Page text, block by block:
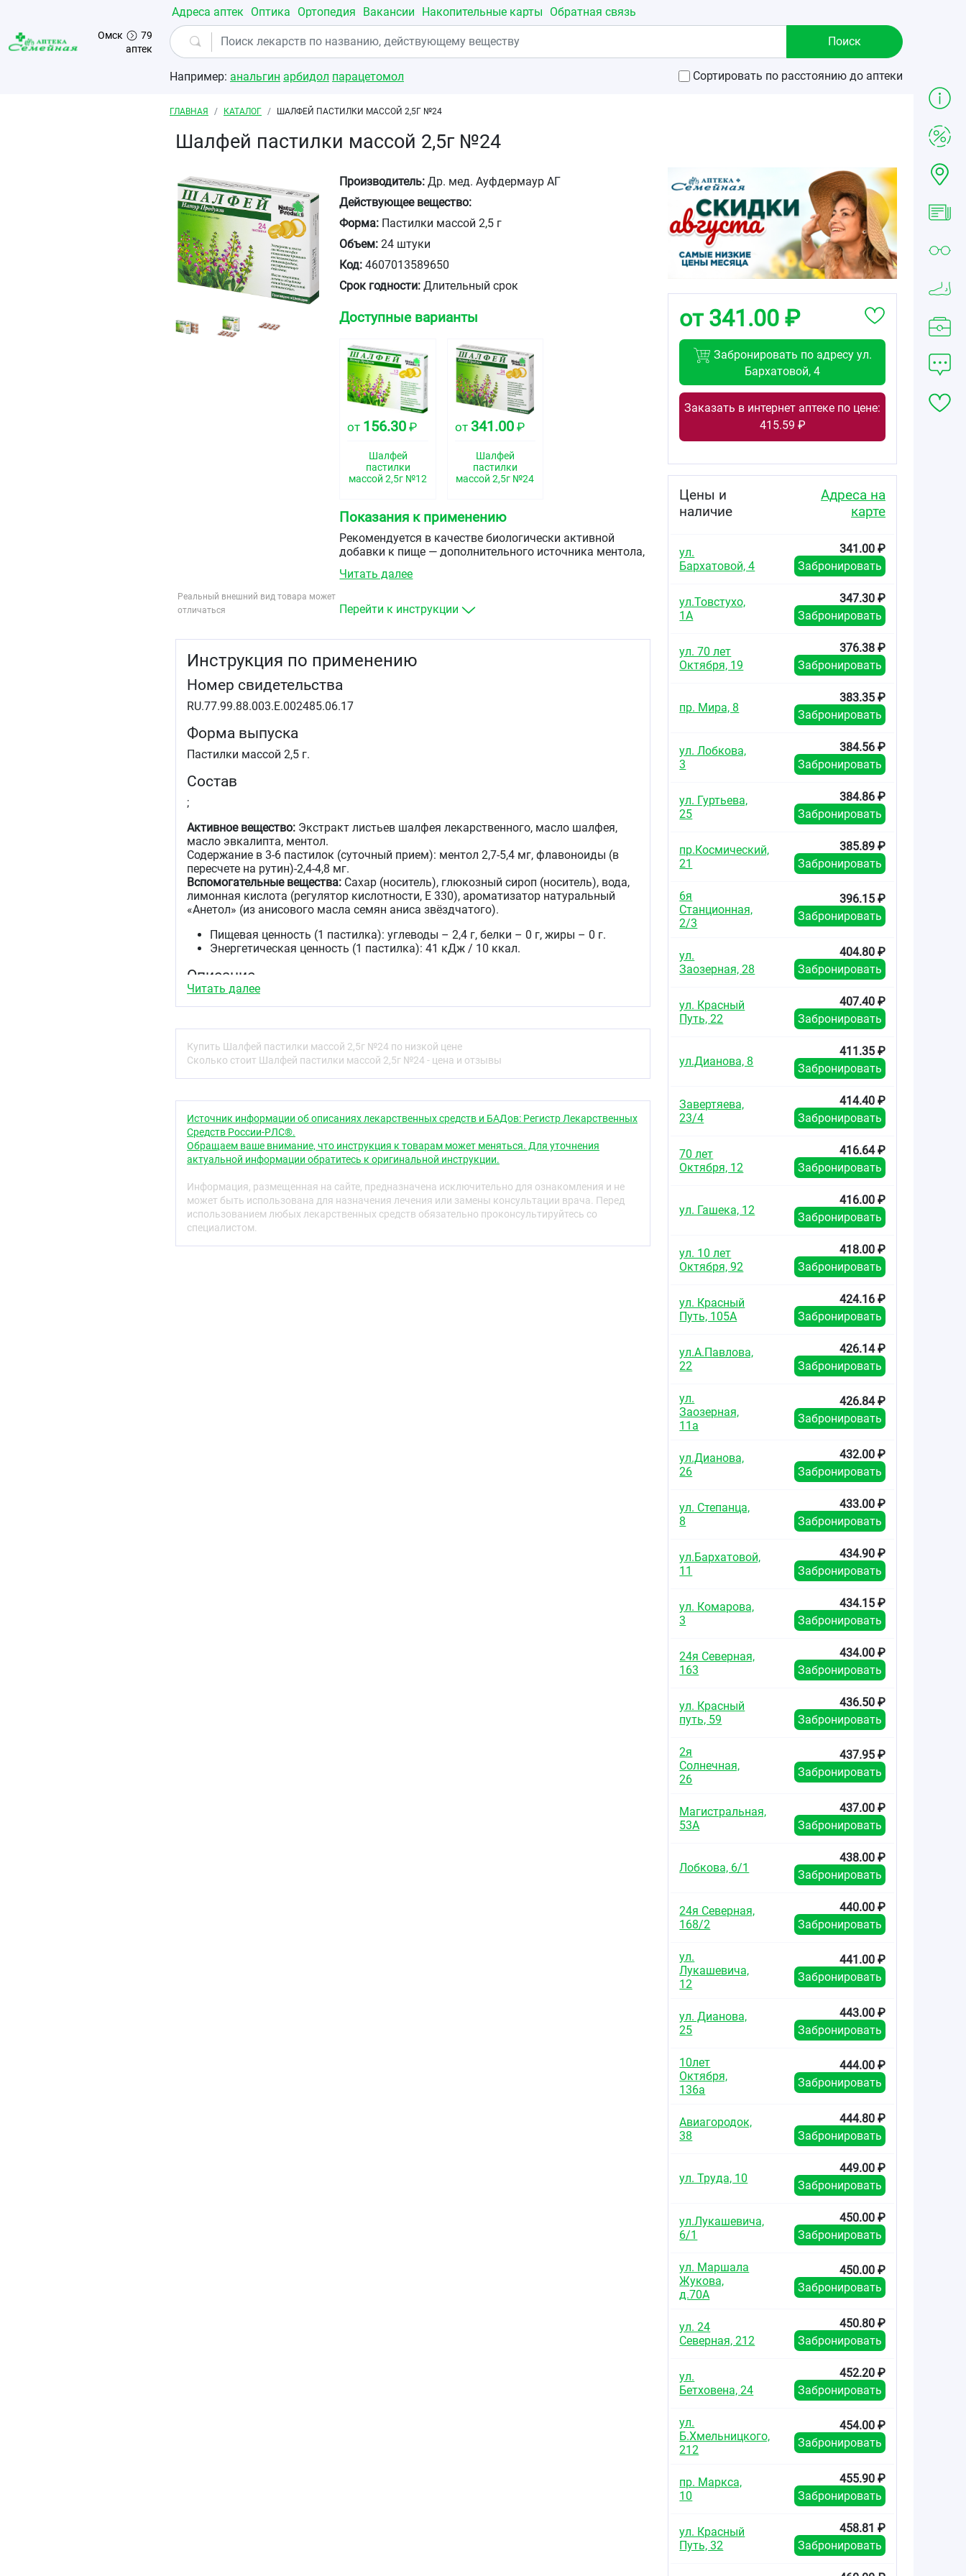
Перейти к основному содержанию
Омск
79
аптек
Адреса аптек Оптика Ортопедия Вакансии Накопительные карты Обратная связь
Например: анальгин арбидол парацетомол Сортировать по расстоянию до аптеки
Строка навигации
ГЛАВНАЯ КАТАЛОГ ШАЛФЕЙ ПАСТИЛКИ МАССОЙ 2,5Г №24
Шалфей пастилки массой 2,5г №24
Реальный внешний вид товара может
отличаться
Производитель: Др. мед. Ауфдермаур АГ
Действующее вещество:
Форма: Пастилки массой 2,5 г
Объем: 24 штуки
Код: 4607013589650
Срок годности: Длительный срок
Доступные варианты
от 156.30 ₽
Шалфей
пастилки
массой 2,5г №12
от 341.00₽
Шалфей
пастилки
массой 2,5г №24
Показания к применению
Рекомендуется в качестве биологически активной
добавки к пище — дополнительного источника ментола,
Читать далее
Перейти к инструкции
Инструкция по применению
Номер свидетельства
RU.77.99.88.003.Е.002485.06.17
Форма выпуска
Пастилки массой 2,5 г.
Состав
;
Активное вещество: Экстракт листьев шалфея лекарственного, масло шалфея,
масло эвкалипта, ментол.
Содержание в 3-6 пастилок (суточный прием): ментол 2,7-5,4 мг, флавоноиды (в
пересчете на рутин)-2,4-4,8 мг.
Вспомогательные вещества: Сахар (носитель), глюкозный сироп (носитель), вода,
лимонная кислота (регулятор кислотности, Е 330), ароматизатор натуральный
«Анетол» (из анисового масла семян аниса звёздчатого).
Пищевая ценность (1 пастилка): углеводы – 2,4 г, белки – 0 г, жиры – 0 г.
Энергетическая ценность (1 пастилка): 41 кДж / 10 ккал.
Описание
Антисептическое средство растительного происхождения, оказывает
противовоспалительное, вяжущее, спазмолитическое, отхаркивающее,
синтез коллагена и проколлагена, активен в отношении грамположительных
микроорганизмов (в меньшей степени, грамотрицательных).
Рекомендуется в качестве биологически активной добавки к пище —
дополнительного источника ментола, содержащей флавоноиды.
Рекомендации по применению
полного растворения. Продолжительность приема – 2-3 недели. При
необходимости прием можно повторить.
Противопоказания
Индивидуальная непереносимость компонентов, беременность, кормление
Читать далее
Купить Шалфей пастилки массой 2,5г №24 по низкой цене
Сколько стоит Шалфей пастилки массой 2,5г №24 - цена и отзывы
Источник информации об описаниях лекарственных средств и БАДов: Регистр Лекарственных
Средств России-РЛС®.
Обращаем ваше внимание, что инструкция к товарам может меняться. Для уточнения
актуальной информации обратитесь к оригинальной инструкции.
Информация, размещенная на сайте, предназначена исключительно для ознакомления и не
может быть использована для назначения лечения или замены консультации врача. Перед
использованием любых лекарственных средств обязательно проконсультируйтесь со
специалистом.
от 341.00 ₽
Забронировать по адресу ул.
Бархатовой, 4
Заказать в интернет аптеке по цене:
415.59 ₽
Цены и
наличие
Адреса на
карте
ул.
Бархатовой, 4
341.00 ₽
Забронировать
ул.Товстухо,
1А
347.30 ₽
Забронировать
ул. 70 лет
Октября, 19
376.38 ₽
Забронировать
пр. Мира, 8
383.35 ₽
Забронировать
ул. Лобкова,
3
384.56 ₽
Забронировать
ул. Гуртьева,
25
384.86 ₽
Забронировать
пр.Космический,
21
385.89 ₽
Забронировать
6я
Станционная,
2/3
396.15 ₽
Забронировать
ул.
Заозерная, 28
404.80 ₽
Забронировать
ул. Красный
Путь, 22
407.40 ₽
Забронировать
ул.Дианова, 8
411.35 ₽
Забронировать
Завертяева,
23/4
414.40 ₽
Забронировать
70 лет
Октября, 12
416.64 ₽
Забронировать
ул. Гашека, 12
416.00 ₽
Забронировать
ул. 10 лет
Октября, 92
418.00 ₽
Забронировать
ул. Красный
Путь, 105А
424.16 ₽
Забронировать
ул.А.Павлова,
22
426.14 ₽
Забронировать
ул.
Заозерная,
11а
426.84 ₽
Забронировать
ул.Дианова,
26
432.00 ₽
Забронировать
ул. Степанца,
8
433.00 ₽
Забронировать
ул.Бархатовой,
11
434.90 ₽
Забронировать
ул. Комарова,
3
434.15 ₽
Забронировать
24я Северная,
163
434.00 ₽
Забронировать
ул. Красный
путь, 59
436.50 ₽
Забронировать
2я
Солнечная,
26
437.95 ₽
Забронировать
Магистральная,
53А
437.00 ₽
Забронировать
Лобкова, 6/1
438.00 ₽
Забронировать
24я Северная,
168/2
440.00 ₽
Забронировать
ул.
Лукашевича,
12
441.00 ₽
Забронировать
ул. Дианова,
25
443.00 ₽
Забронировать
10лет
Октября,
136а
444.00 ₽
Забронировать
Авиагородок,
38
444.80 ₽
Забронировать
ул. Труда, 10
449.00 ₽
Забронировать
ул.Лукашевича,
6/1
450.00 ₽
Забронировать
ул. Маршала
Жукова,
д.70А
450.00 ₽
Забронировать
ул. 24
Северная, 212
450.80 ₽
Забронировать
ул.
Бетховена, 24
452.20 ₽
Забронировать
ул.
Б.Хмельницкого,
212
454.00 ₽
Забронировать
пр. Маркса,
10
455.90 ₽
Забронировать
ул. Красный
Путь, 32
458.81 ₽
Забронировать